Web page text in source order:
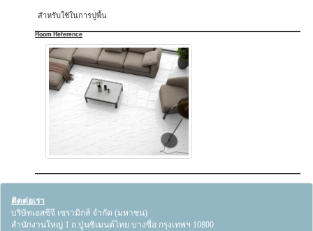
สำหรับใช้ในการปูพื้น
Room Reference
ติดต่อเรา
บริษัทเอสซีจี เซรามิกส์ จำกัด (มหาชน)
สำนักงานใหญ่ 1 ถ.ปูนซิเมนต์ไทย บางซื่อ กรุงเทพฯ 10800